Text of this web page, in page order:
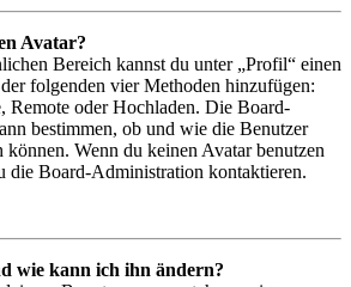
Avatar?
Bereich kannst du unter „Profil“ einen
folgenden vier Methoden hinzufügen:
Remote oder Hochladen. Die Board-
bestimmen, ob und wie die Benutzer
können. Wenn du keinen Avatar benutzen
die Board-Administration kontaktieren.
wie kann ich ihn ändern?